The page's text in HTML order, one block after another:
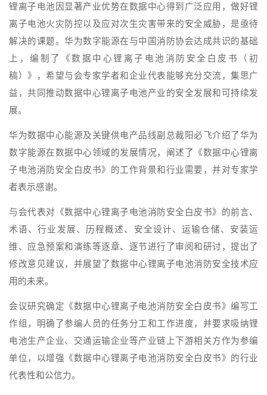
锂离子电池因显著产业优势在数据中心得到广泛应用，做好锂
离子电池火灾防控以及应对次生灾害带来的安全威胁，是亟待
解决的课题。华为数字能源在与中国消防协会达成共识的基础
上，编制了《数据中心锂离子电池消防安全白皮书（初
稿）》，希望与会专家学者和企业代表能够充分交流，集思广
益，共同推动数据中心锂离子电池产业的安全发展和可持续发
展。
华为数据中心能源及关键供电产品线副总裁阳必飞介绍了华为
数字能源在数据中心领域的发展情况，阐述了《数据中心锂离
子电池消防安全白皮书》的工作背景和行业需要，并对专家学
者表示感谢。
与会代表对《数据中心锂离子电池消防安全白皮书》的前言、
术语、行业发展、历程概述、安全设计、运输仓储、安装运
维、应急预案和演练等逐章、逐节进行了审阅和研讨，提出了
修改意见建议，并展望了数据中心锂离子电池消防安全技术应
用的未来。
会议研究确定《数据中心锂离子电池消防安全白皮书》编写工
作组，明确了参编人员的任务分工和工作进度，并要求吸纳锂
电池生产企业、交通运输企业等产业链上下游相关方作为参编
单位，以增强《数据中心锂离子电池消防安全白皮书》的行业
代表性和公信力。